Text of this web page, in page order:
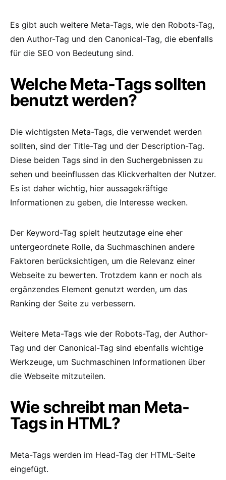
Es gibt auch weitere Meta-Tags, wie den Robots-Tag,
den Author-Tag und den Canonical-Tag, die ebenfalls
für die SEO von Bedeutung sind.
Welche Meta-Tags sollten
benutzt werden?
Die wichtigsten Meta-Tags, die verwendet werden
sollten, sind der Title-Tag und der Description-Tag.
Diese beiden Tags sind in den Suchergebnissen zu
sehen und beeinflussen das Klickverhalten der Nutzer.
Es ist daher wichtig, hier aussagekräftige
Informationen zu geben, die Interesse wecken.
Der Keyword-Tag spielt heutzutage eine eher
untergeordnete Rolle, da Suchmaschinen andere
Faktoren berücksichtigen, um die Relevanz einer
Webseite zu bewerten. Trotzdem kann er noch als
ergänzendes Element genutzt werden, um das
Ranking der Seite zu verbessern.
Weitere Meta-Tags wie der Robots-Tag, der Author-
Tag und der Canonical-Tag sind ebenfalls wichtige
Werkzeuge, um Suchmaschinen Informationen über
die Webseite mitzuteilen.
Wie schreibt man Meta-
Tags in HTML?
Meta-Tags werden im Head-Tag der HTML-Seite
eingefügt.